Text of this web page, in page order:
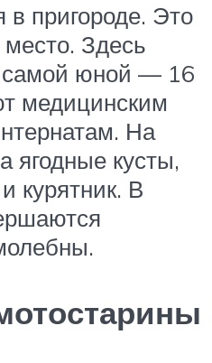
в пригороде. Это
Здесь
самой юной — 16
медицинским
На
ягодные кусты,
курятник. В